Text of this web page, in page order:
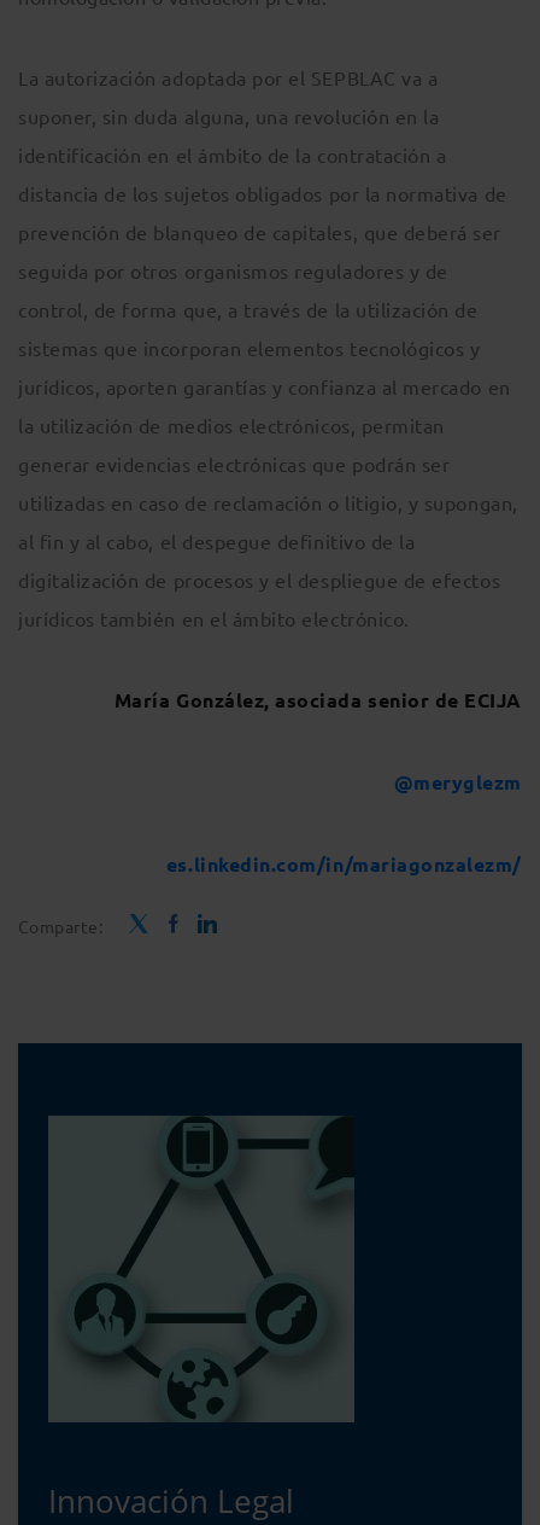
La autorización adoptada por el SEPBLAC va a
suponer, sin duda alguna, una revolución en la
identificación en el ámbito de la contratación a
distancia de los sujetos obligados por la normativa de
prevención de blanqueo de capitales, que deberá ser
seguida por otros organismos reguladores y de
control, de forma que, a través de la utilización de
sistemas que incorporan elementos tecnológicos y
jurídicos, aporten garantías y confianza al mercado en
la utilización de medios electrónicos, permitan
generar evidencias electrónicas que podrán ser
utilizadas en caso de reclamación o litigio, y supongan,
al fin y al cabo, el despegue definitivo de la
digitalización de procesos y el despliegue de efectos
jurídicos también en el ámbito electrónico.
María González, asociada senior de ECIJA
@meryglezm
es.linkedin.com/in/mariagonzalezm/
Comparte:
Innovación Legal